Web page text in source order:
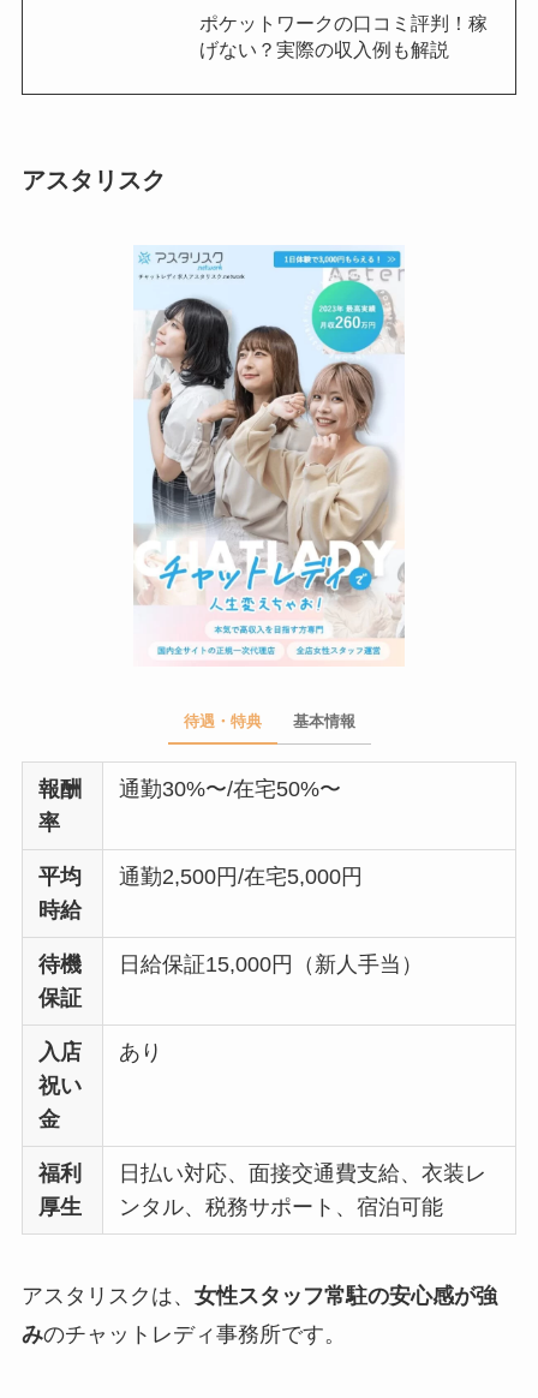
ポケットワークの口コミ評判！稼
げない？実際の収入例も解説
アスタリスク
待遇・特典 基本情報
報酬
率
通勤30%〜/在宅50%〜
平均
時給
通勤2,500円/在宅5,000円
待機
保証
日給保証15,000円（新人手当）
入店
祝い
金
あり
福利
厚生
日払い対応、面接交通費支給、衣装レ
ンタル、税務サポート、宿泊可能
アスタリスクは、 女性スタッフ常駐の安心感が強
みのチャットレディ事務所です。